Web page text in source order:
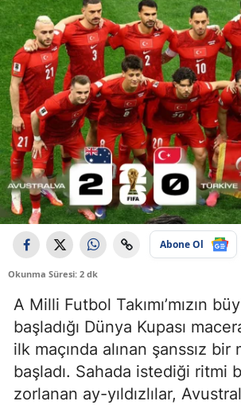
Abone Ol
Okunma Süresi: 2 dk
A Milli Futbol Takımı’mızın
başladığı Dünya Kupası
ilk maçında alınan şanssız
başladı. Sahada istediği ritmi
zorlanan ay-yıldızlılar,